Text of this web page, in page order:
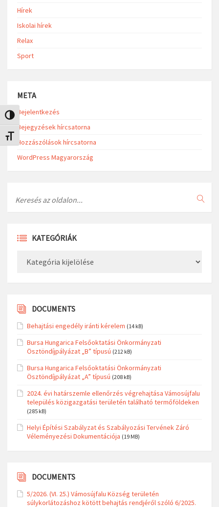
Nagy kontraszt váltása
Betűméret váltása
Hírek
Iskolai hírek
Relax
Sport
META
Bejelentkezés
Bejegyzések hírcsatorna
Hozzászólások hírcsatorna
WordPress Magyarország
KATEGÓRIÁK
DOCUMENTS
Behajtási engedély iránti kérelem (14 kB)
Bursa Hungarica Felsőoktatási Önkormányzati
Ösztöndíjpályázat „B” típusú (212 kB)
Bursa Hungarica Felsőoktatási Önkormányzati
Ösztöndíjpályázat „A” típusú (208 kB)
2024. évi határszemle ellenőrzés végrehajtása Vámosújfalu
település közigazgatási területén található termőföldeken
(285 kB)
Helyi Építési Szabályzat és Szabályozási Tervének Záró
Véleményezési Dokumentációja (19 MB)
DOCUMENTS
5/2026. (VI. 25.) Vámosújfalu Község területén
súlykorlátozáshoz kötött behajtás rendjéről szóló 6/2025.